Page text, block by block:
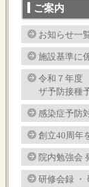
ご案内
お知らせ一
施設基準に
令和７年度
ザ予防接種
感染症予防
創立40周年
院内勉強会
研修会録 ・